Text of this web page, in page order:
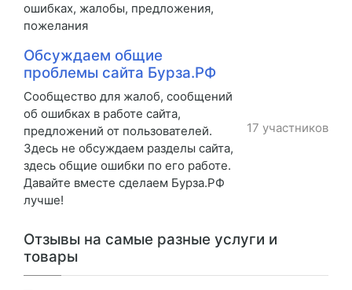
ошибках, жалобы, предложения,
пожелания
Обсуждаем общие
проблемы сайта Бурза.РФ
Сообщество для жалоб, сообщений
об ошибках в работе сайта,
предложений от пользователей.
Здесь не обсуждаем разделы сайта,
здесь общие ошибки по его работе.
Давайте вместе сделаем Бурза.РФ
лучше!
17 участников
Отзывы на самые разные услуги и
товары